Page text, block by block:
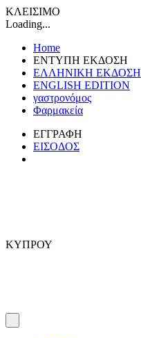
ΚΛΕΙΣΙΜΟ
Loading...
Home
ΕΝΤΥΠΗ ΕΚΔΟΣΗ
ΕΛΛΗΝΙΚΗ ΕΚΔΟΣΗ
ENGLISH EDITION
γαστρονόμος
Φαρμακεία
ΕΓΓΡΑΦΗ
ΕΙΣΟΔΟΣ
ΚΥΠΡΟΥ